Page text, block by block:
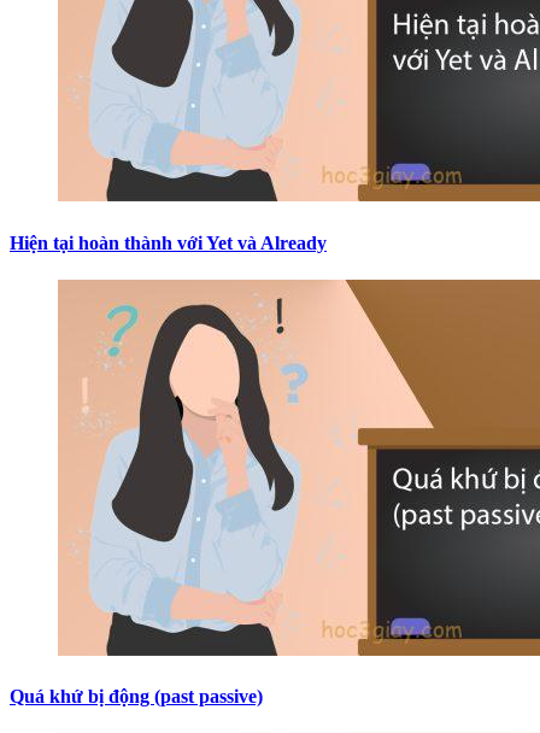
Hiện tại hoàn thành với Yet và Already
Quá khứ bị động (past passive)